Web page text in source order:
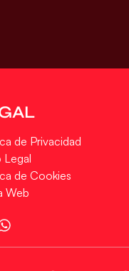
de Privacidad
Legal
de Cookies
Web